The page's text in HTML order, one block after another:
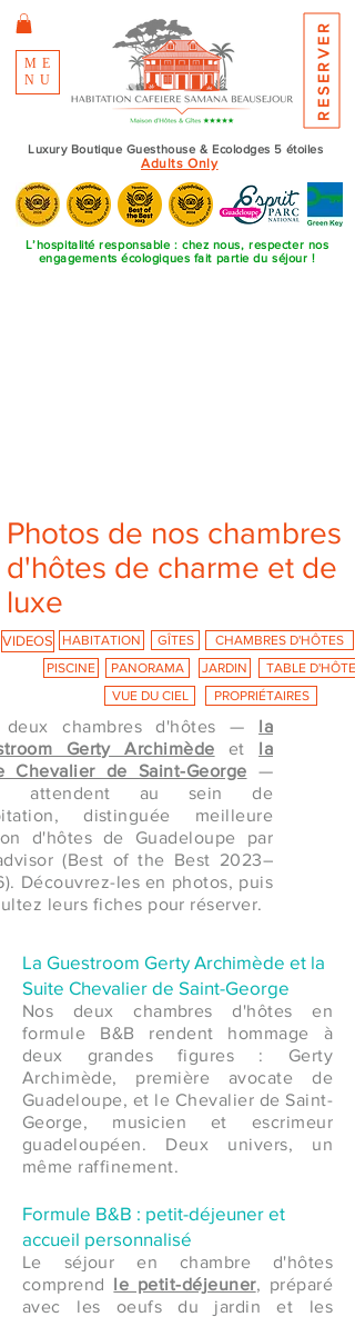
ME
NU
Luxury Boutique Guesthouse & Ecolodges 5 étoiles
Adults Only
RESERVER
L’hospitalité responsable : chez nous, respecter nos
engagements écologiques fait partie du séjour !
Photos de nos chambres
d'hôtes de charme et de
luxe
VIDEOS HABITATION GÎTES
CHAMBRES D'HÔTES
PISCINE
PANORAMA JARDIN
TABLE D'HÔTES
VUE DU CIEL
PROPRIÉTAIRES
deux chambres d'hôtes — la
Gerty Archimède et la
Chevalier de Saint-George —
attendent au sein de
distinguée meilleure
d'hôtes de Guadeloupe par
(Best of the Best 2023–
Découvrez-les en photos, puis
leurs fiches pour réserver.
La Guestroom Gerty Archimède et la
Suite Chevalier de Saint-George
Nos deux chambres d'hôtes en
formule B&B rendent hommage à
deux grandes figures : Gerty
Archimède, première avocate de
Guadeloupe, et le Chevalier de Saint-
George, musicien et escrimeur
guadeloupéen. Deux univers, un
même raffinement.
Formule B&B : petit-déjeuner et
accueil personnalisé
Le séjour en chambre d'hôtes
comprend le petit-déjeuner, préparé
avec les oeufs du jardin et les